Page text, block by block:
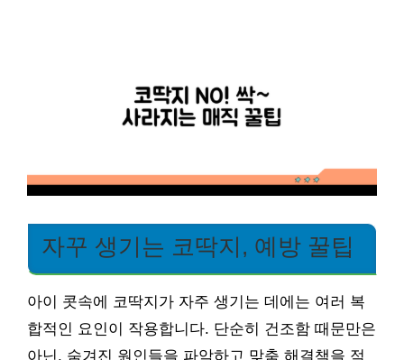
자꾸 생기는 코딱지, 예방 꿀팁
아이 콧속에 코딱지가 자주 생기는 데에는 여러 복
합적인 요인이 작용합니다. 단순히 건조함 때문만은
아닌, 숨겨진 원인들을 파악하고 맞춤 해결책을 적